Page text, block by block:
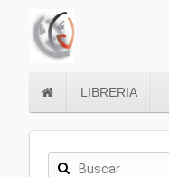
LIBRERIA